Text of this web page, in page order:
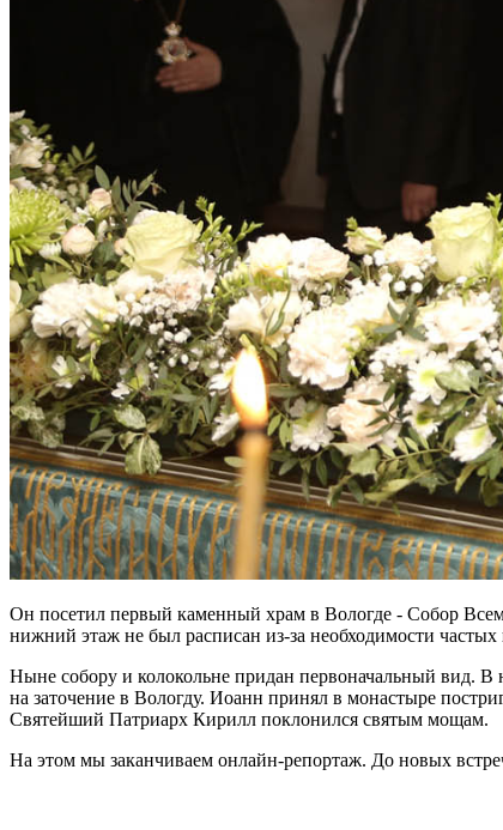
Он посетил первый каменный храм в Вологде - Собор
нижний этаж не был расписан из-за необходимости
Ныне собору и колокольне придан первоначальный вид.
на заточение в Вологду. Иоанн принял в монастыре
Святейший Патриарх Кирилл поклонился святым мощам.
На этом мы заканчиваем онлайн-репортаж. До новых